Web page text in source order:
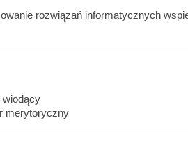
rozwiązań informatycznych
merytoryczny